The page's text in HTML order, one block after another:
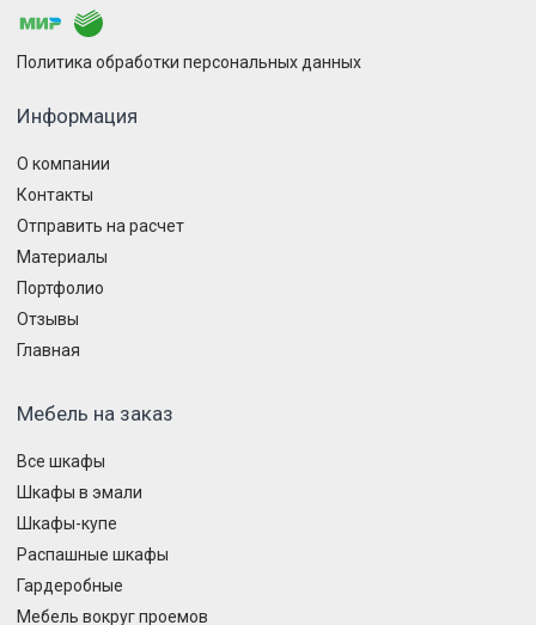
Политика обработки персональных данных
Информация
О компании
Контакты
Отправить на расчет
Материалы
Портфолио
Отзывы
Главная
Мебель на заказ
Все шкафы
Шкафы в эмали
Шкафы-купе
Распашные шкафы
Гардеробные
Мебель вокруг проемов